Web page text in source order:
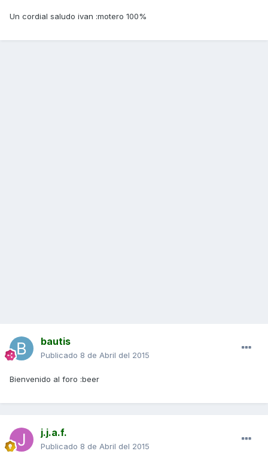
Un cordial saludo ivan :motero 100%
bautis
Publicado 8 de Abril del 2015
Bienvenido al foro :beer
j.j.a.f.
Publicado 8 de Abril del 2015